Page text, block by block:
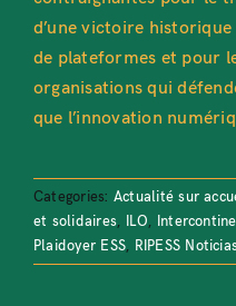
d’une victoire historique
de plateformes et pour
organisations qui
que l’innovation
Categories: Actualité sur
et solidaires, ILO,
Plaidoyer ESS, RIPESS